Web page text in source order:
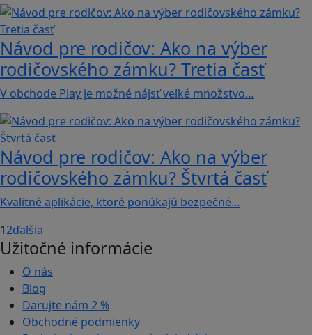
Návod pre rodičov: Ako na výber
rodičovského zámku? Tretia časť
V obchode Play je možné nájsť veľké množstvo…
Návod pre rodičov: Ako na výber
rodičovského zámku? Štvrtá časť
Kvalitné aplikácie, ktoré ponúkajú bezpečné…
12ďalšia
Užitočné informácie
O nás
Blog
Darujte nám 2 %
Obchodné podmienky